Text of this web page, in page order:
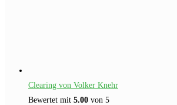
Clearing von Volker Knehr
Bewertet mit 5.00 von 5